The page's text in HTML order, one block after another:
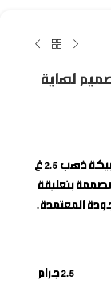
بتصميم لهاية
سبيكة ذهب 2.5 غ
بتعليقة
المعتمدة.
2.5 جرام